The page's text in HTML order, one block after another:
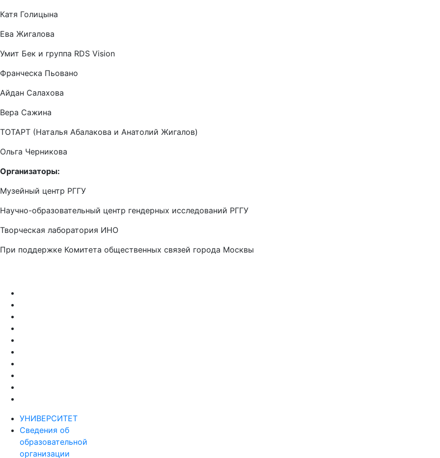
Катя Голицына
Ева Жигалова
Умит Бек и группа RDS Vision
Франческа Пьовано
Айдан Салахова
Вера Сажина
ТОТАРТ (Наталья Абалакова и Анатолий Жигалов)
Ольга Черникова
Организаторы:
Музейный центр РГГУ
Научно-образовательный центр гендерных исследований РГГУ
Творческая лаборатория ИНО
При поддержке Комитета общественных связей города Москвы
УНИВЕРСИТЕТ
Сведения об
образовательной
организации